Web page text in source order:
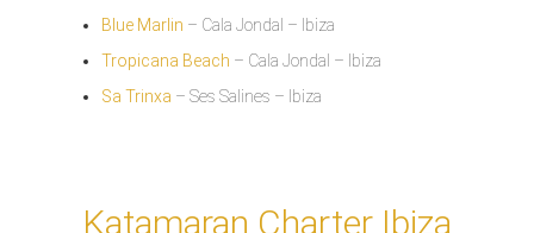
Blue Marlin – Cala Jondal – Ibiza
Tropicana Beach – Cala Jondal – Ibiza
Sa Trinxa – Ses Salines – Ibiza
Katamaran Charter Ibiza